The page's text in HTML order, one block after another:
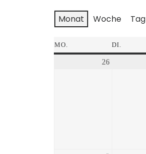
Monat Woche Tag
MO. DI.
26